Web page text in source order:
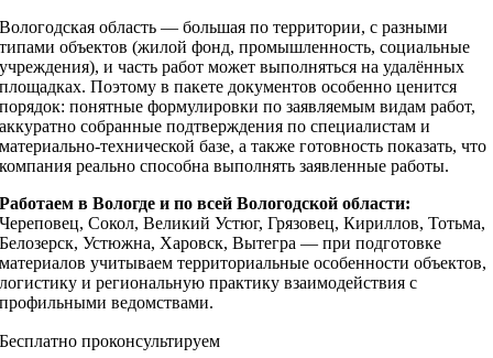
Вологодская область — большая по территории, с разными
типами объектов (жилой фонд, промышленность, социальные
учреждения), и часть работ может выполняться на удалённых
площадках. Поэтому в пакете документов особенно ценится
порядок: понятные формулировки по заявляемым видам работ,
аккуратно собранные подтверждения по специалистам и
материально‑технической базе, а также готовность показать, что
компания реально способна выполнять заявленные работы.
Работаем в Вологде и по всей Вологодской области:
Череповец, Сокол, Великий Устюг, Грязовец, Кириллов, Тотьма,
Белозерск, Устюжна, Харовск, Вытегра — при подготовке
материалов учитываем территориальные особенности объектов,
логистику и региональную практику взаимодействия с
профильными ведомствами.
Бесплатно проконсультируем